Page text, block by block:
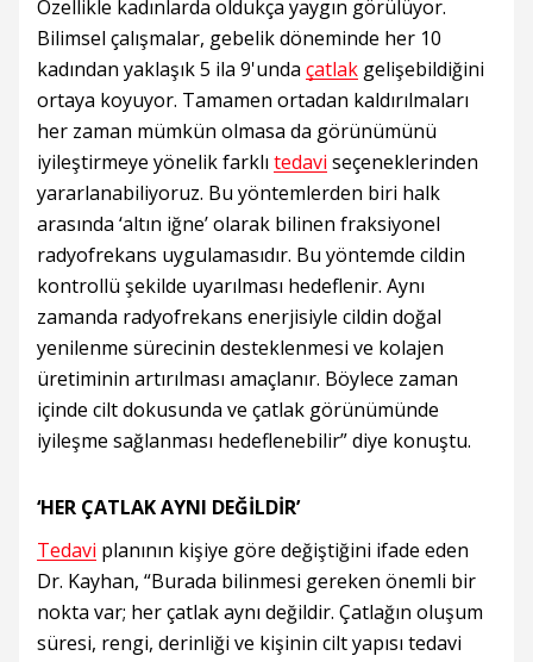
Özellikle kadınlarda oldukça yaygın görülüyor.
Bilimsel çalışmalar, gebelik döneminde her 10
kadından yaklaşık 5 ila 9'unda çatlak gelişebildiğini
ortaya koyuyor. Tamamen ortadan kaldırılmaları
her zaman mümkün olmasa da görünümünü
iyileştirmeye yönelik farklı tedavi seçeneklerinden
yararlanabiliyoruz. Bu yöntemlerden biri halk
arasında ‘altın iğne’ olarak bilinen fraksiyonel
radyofrekans uygulamasıdır. Bu yöntemde cildin
kontrollü şekilde uyarılması hedeflenir. Aynı
zamanda radyofrekans enerjisiyle cildin doğal
yenilenme sürecinin desteklenmesi ve kolajen
üretiminin artırılması amaçlanır. Böylece zaman
içinde cilt dokusunda ve çatlak görünümünde
iyileşme sağlanması hedeflenebilir” diye konuştu.
‘HER ÇATLAK AYNI DEĞİLDİR’
Tedavi planının kişiye göre değiştiğini ifade eden
Dr. Kayhan, “Burada bilinmesi gereken önemli bir
nokta var; her çatlak aynı değildir. Çatlağın oluşum
süresi, rengi, derinliği ve kişinin cilt yapısı tedavi